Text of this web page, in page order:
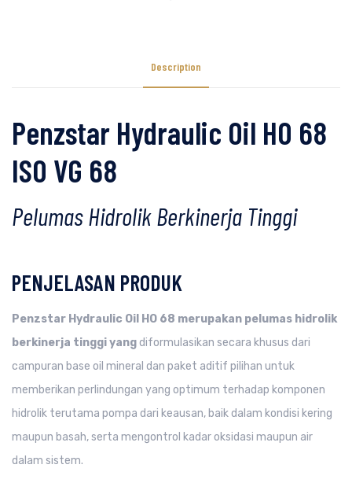
Description
Penzstar Hydraulic Oil HO 68
ISO VG 68
Pelumas Hidrolik Berkinerja Tinggi
PENJELASAN PRODUK
Penzstar Hydraulic Oil HO 68 merupakan pelumas hidrolik
berkinerja tinggi yangdiformulasikan secara khusus dari
campuran base oil mineral dan paket aditif pilihan untuk
memberikan perlindungan yang optimum terhadap komponen
hidrolik terutama pompa dari keausan, baik dalam kondisi kering
maupun basah, serta mengontrol kadar oksidasi maupun air
dalam sistem.